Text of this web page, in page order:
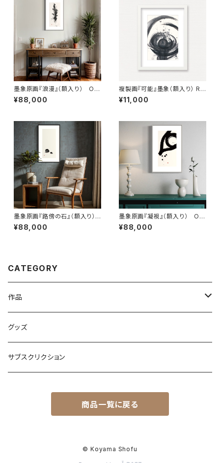
墨象原画『浪漫』（額入り） Ori
ginal Painting「Romance」
（Framed）
¥88,000
複製画『可能』墨象（額入り） Re
production painting「possi
ble」（Framed）
¥11,000
墨象原画『路傍の石』（額入り）
Original Painting「Roadsi
de stone」（Framed）
¥88,000
墨象原画『凝視』（額入り） Ori
ginal Painting「Stare」（Fram
ed）
¥88,000
CATEGORY
作品
原画
複製画
グッズ
サブスクリクション
商品一覧に戻る
© Koyama Shofu